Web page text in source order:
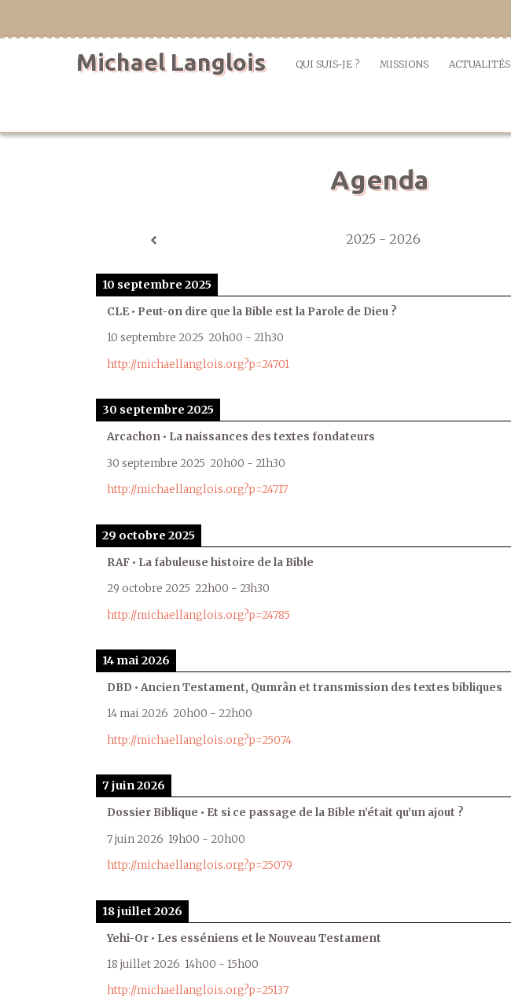
Michael Langlois QUI SUIS-JE ? MISSIONS ACTUALITÉS
Agenda
2025 - 2026
10 septembre 2025
CLE • Peut-on dire que la Bible est la Parole de Dieu ?
10 septembre 2025 20h00 - 21h30
http://michaellanglois.org?p=24701
30 septembre 2025
Arcachon • La naissances des textes fondateurs
30 septembre 2025 20h00 - 21h30
http://michaellanglois.org?p=24717
29 octobre 2025
RAF • La fabuleuse histoire de la Bible
29 octobre 2025 22h00 - 23h30
http://michaellanglois.org?p=24785
14 mai 2026
DBD • Ancien Testament, Qumrân et transmission des textes bibliques
14 mai 2026 20h00 - 22h00
http://michaellanglois.org?p=25074
7 juin 2026
Dossier Biblique • Et si ce passage de la Bible n’était qu’un ajout ?
7 juin 2026 19h00 - 20h00
http://michaellanglois.org?p=25079
18 juillet 2026
Yehi-Or • Les esséniens et le Nouveau Testament
18 juillet 2026 14h00 - 15h00
http://michaellanglois.org?p=25137